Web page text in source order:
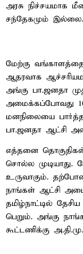
அரசு நிச்சயமாக
சந்தேகமும் இல்லை.
மேற்கு
ஆதரவாக
அங்கு பா.ஜனதா
அமைக்கப்போவது
மனநிலையை
பா.ஜனதா ஆட்சி
எத்தனை
சொல்ல
உருவாகும்.
நாங்கள் ஆட்சி
தமிழ்நாட்டில்
பெறும். அங்கு
கூட்டணிக்கு